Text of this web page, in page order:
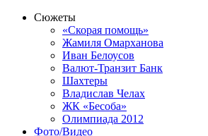
Сюжеты
«Скорая помощь»
Жамиля Омарханова
Иван Белоусов
Валют-Транзит Банк
Шахтеры
Владислав Челах
ЖК «Бесоба»
Олимпиада 2012
Фото/Видео